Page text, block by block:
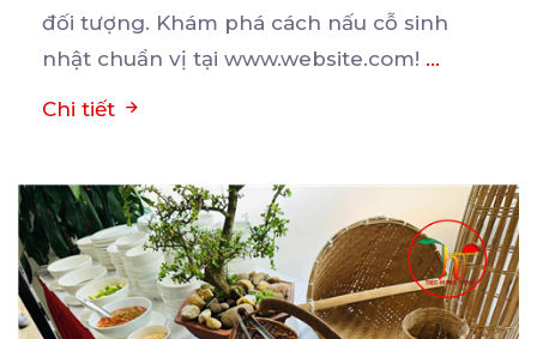
đối tượng. Khám phá cách nấu cỗ sinh
nhật chuẩn vị tại www.website.com! ...
Chi tiết